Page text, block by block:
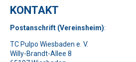
KONTAKT
Postanschrift (Vereinsheim):
TC Pulpo Wiesbaden e. V.
Willy-Brandt-Allee 8